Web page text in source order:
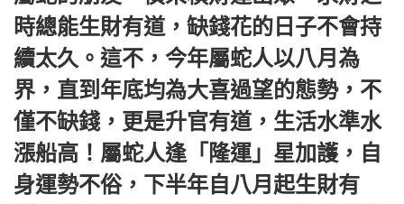
時總能生財有道，缺錢花的日子不會持
續太久。這不，今年屬蛇人以八月為
界，直到年底均為大喜過望的態勢，不
僅不缺錢，更是升官有道，生活水準水
漲船高！屬蛇人逢「隆運」星加護，自
身運勢不俗，下半年自八月起生財有